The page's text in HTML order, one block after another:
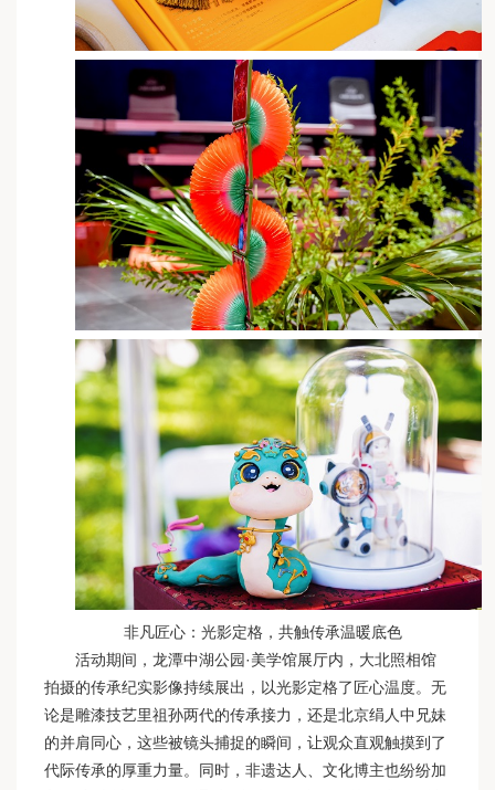
非凡匠心：光影定格，共触传承温暖底色
活动期间，龙潭中湖公园·美学馆展厅内，大北照相馆
拍摄的传承纪实影像持续展出，以光影定格了匠心温度。无
论是雕漆技艺里祖孙两代的传承接力，还是北京绢人中兄妹
的并肩同心，这些被镜头捕捉的瞬间，让观众直观触摸到了
代际传承的厚重力量。同时，非遗达人、文化博主也纷纷加